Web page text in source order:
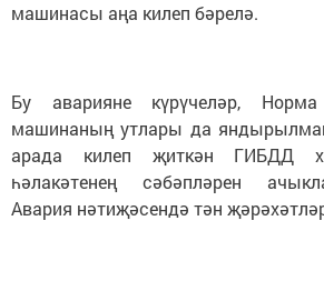
машинасы аңа килеп бәрелә.
Бу аварияне күрүчеләр,
машинаның утлары да
арада килеп җиткән ГИБДД
һәлакәтенең сәбәпләрен
Авария нәтиҗәсендә тән